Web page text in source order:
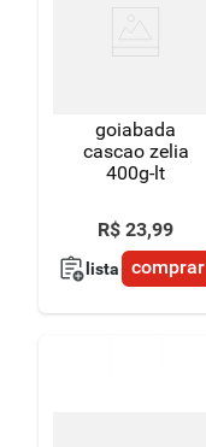
goiabada
cascao zelia
400g-lt
R$ 23,99
lista comprar